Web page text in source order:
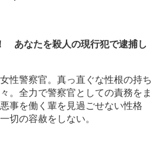
あなたを殺人の現行犯で逮捕し
性警察官。真っ直ぐな性根の持ち
。全力で警察官としての責務をま
事を働く輩を見過ごせない性格
切の容赦をしない。